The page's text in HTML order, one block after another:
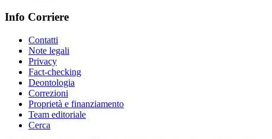
Info Corriere
Contatti
Note legali
Privacy
Fact-checking
Deontologia
Correzioni
Proprietà e finanziamento
Team editoriale
Cerca